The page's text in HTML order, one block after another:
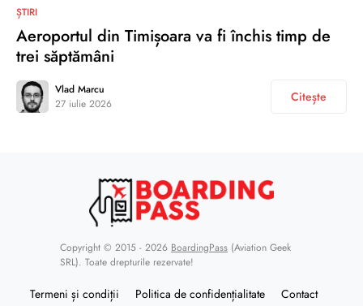
ȘTIRI
Aeroportul din Timișoara va fi închis timp de
trei săptămâni
Vlad Marcu
27 iulie 2026
Citește
Copyright © 2015 - 2026 BoardingPass (Aviation Geek
SRL). Toate drepturile rezervate!
Termeni și condiții Politica de confidențialitate Contact